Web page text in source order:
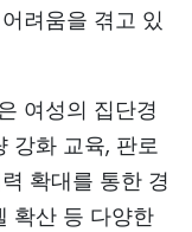
려움을 겪고 있
여성의 집단경
강화 교육, 판로
확대를 통한 경
확산 등 다양한